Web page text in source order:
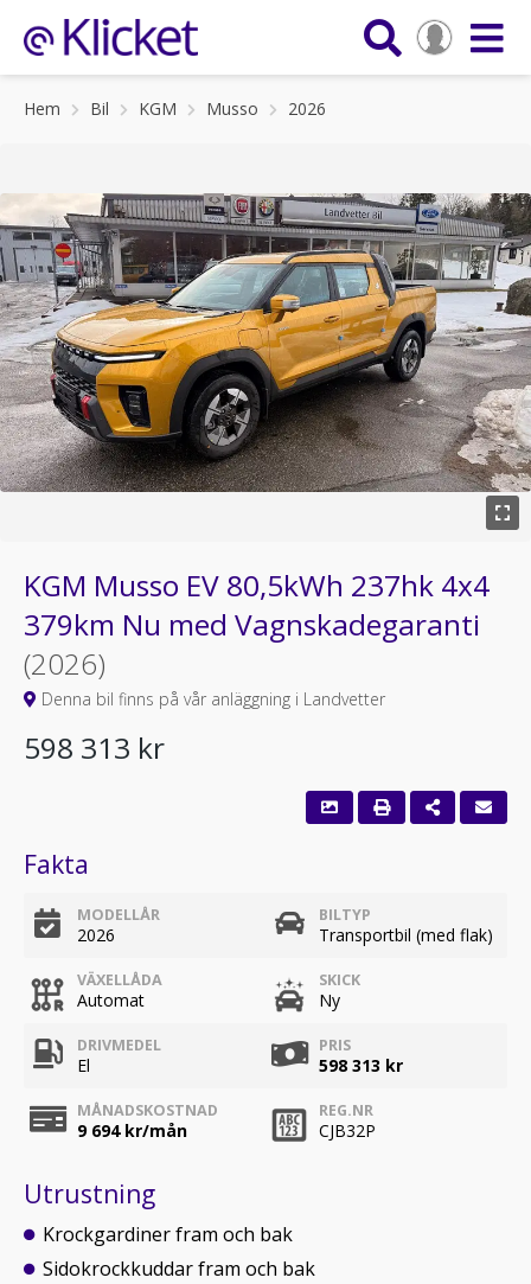
Hem Bil KGM Musso 2026
KGM Musso EV 80,5kWh 237hk 4x4
379km Nu med Vagnskadegaranti
(2026)
Denna bil finns på vår anläggning i Landvetter
598 313 kr
Fakta
MODELLÅR
2026
BILTYP
Transportbil (med flak)
VÄXELLÅDA
Automat
SKICK
Ny
DRIVMEDEL
El
PRIS
598 313 kr
MÅNADSKOSTNAD
9 694kr/mån
REG.NR
CJB32P
Utrustning
Krockgardiner fram och bak
Sidokrockkuddar fram och bak